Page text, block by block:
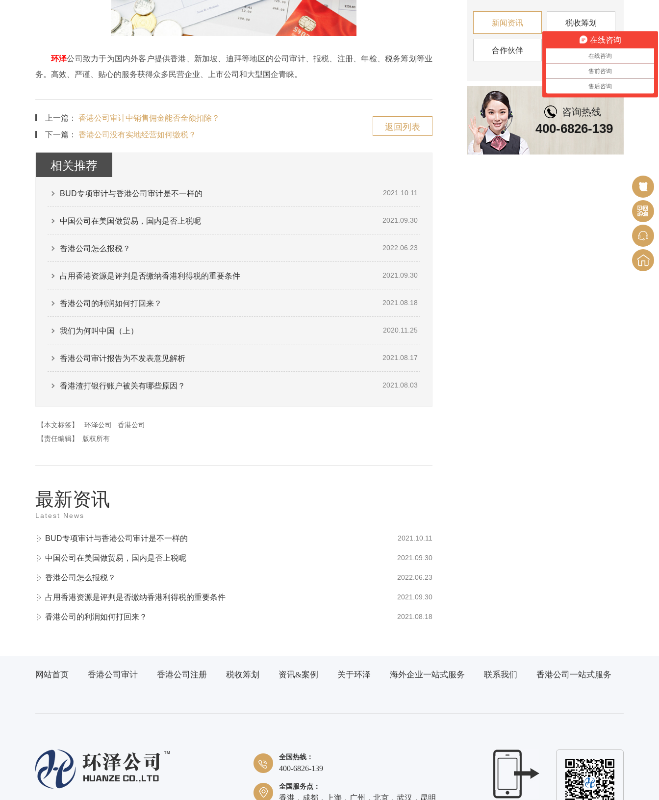
环泽公司致力于为国内外客户提供香港、新加坡、迪拜等地区的公司审计、报税、注册、年检、税务筹划等业
务。高效、严谨、贴心的服务获得众多民营企业、上市公司和大型国企青睐。
上一篇： 香港公司审计中销售佣金能否全额扣除？
下一篇： 香港公司没有实地经营如何缴税？
返回列表
相关推荐
BUD专项审计与香港公司审计是不一样的 2021.10.11
中国公司在美国做贸易，国内是否上税呢 2021.09.30
香港公司怎么报税？ 2022.06.23
占用香港资源是评判是否缴纳香港利得税的重要条件 2021.09.30
香港公司的利润如何打回来？ 2021.08.18
我们为何叫中国（上） 2020.11.25
香港公司审计报告为不发表意见解析 2021.08.17
香港渣打银行账户被关有哪些原因？ 2021.08.03
【本文标签】 环泽公司
香港公司
【责任编辑】
版权所有
最新资讯
Latest News
BUD专项审计与香港公司审计是不一样的 2021.10.11
中国公司在美国做贸易，国内是否上税呢 2021.09.30
香港公司怎么报税？ 2022.06.23
占用香港资源是评判是否缴纳香港利得税的重要条件 2021.09.30
香港公司的利润如何打回来？ 2021.08.18
新闻资讯 税收筹划
合作伙伴 资讯视角
咨询热线
400-6826-139
网站首页 香港公司审计 香港公司注册 税收筹划 资讯&案例 关于环泽 海外企业一站式服务 联系我们 香港公司一站式服务
全国热线：
400-6826-139
全国服务点：
香港，成都，上海，广州，北京，武汉，昆明
在线咨询
在线咨询
售前咨询
售后咨询